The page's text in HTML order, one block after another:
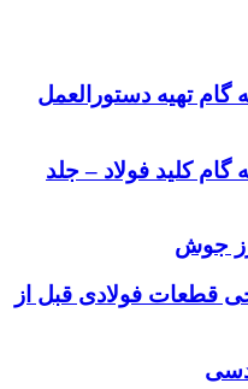
گام تهیه دستورالعمل
کلید فولاد – جلد
جوش
قطعات فولادی قبل از